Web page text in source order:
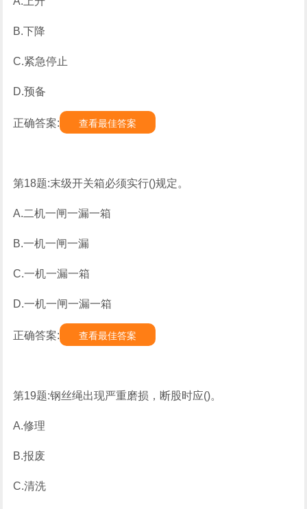
B.下降
C.紧急停止
D.预备
正确答案: 查看最佳答案
第18题:末级开关箱必须实行()规定。
A.二机一闸一漏一箱
B.一机一闸一漏
C.一机一漏一箱
D.一机一闸一漏一箱
正确答案: 查看最佳答案
第19题:钢丝绳出现严重磨损，断股时应()。
A.修理
B.报废
C.清洗